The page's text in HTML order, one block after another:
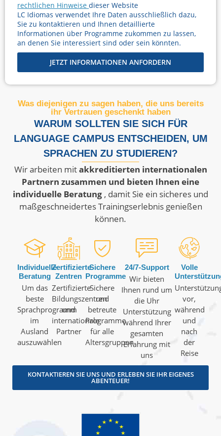
rechtlichen Hinweise dieser Website
LC Idiomas verwendet Ihre Daten ausschließlich dazu,
Sie zu kontaktieren und Ihnen detaillierte
Informationen über Programme zukommen zu lassen,
an denen Sie interessiert sind oder sein könnten.
JETZT INFORMATIONEN ANFORDERN
Was diejenigen zu sagen haben, die uns bereits
ihr Vertrauen geschenkt haben
WARUM SOLLTEN SIE SICH FÜR
LANGUAGE CAMPUS ENTSCHEIDEN, UM
SPRACHEN ZU STUDIEREN?
Wir arbeiten mitakkreditierten internationalen
Partnern zusammen und bieten Ihnen eine
individuelle Beratung , damit Sie ein sicheres und
maßgeschneidertes Trainingserlebnis genießen
können.
Individuelle
Beratung
Um das
beste
Sprachprogramm
im
Ausland
auszuwählen
Zertifizierte
Zentren
Zertifizierte
Bildungszentren
und
internationale
Partner
Sichere
Programme
Sichere
und
betreute
Programme
für alle
Altersgruppen
24/7-Support
Wir bieten
Ihnen rund um
die Uhr
Unterstützung
während Ihrer
gesamten
Erfahrung mit
uns
Volle
vor,
während
und
nach
der
Reise
KONTAKTIEREN SIE UNS UND ERLEBEN SIE IHR EIGENES
ABENTEUER!